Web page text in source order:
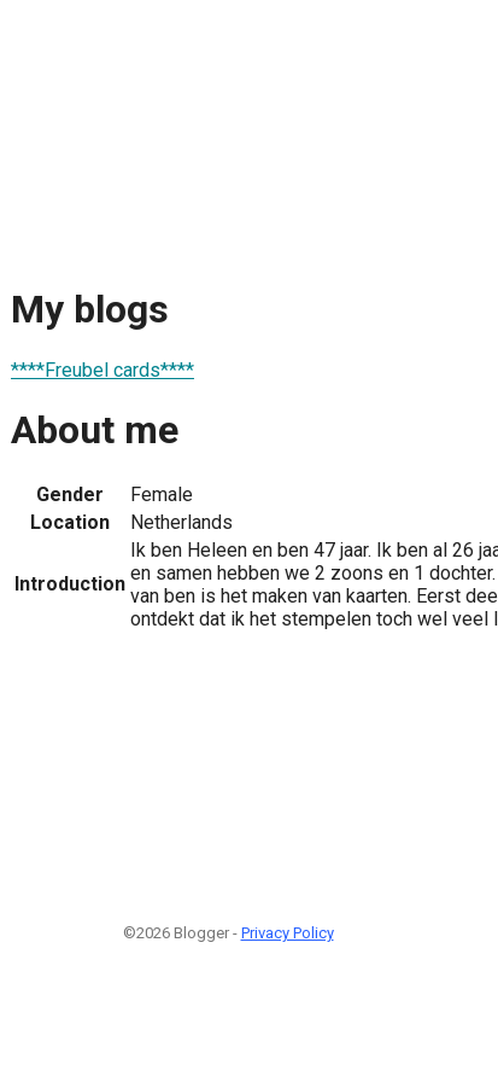
My blogs
****Freubel cards****
About me
Gender
Female
Location
Netherlands
Introduction
Ik ben Heleen en ben 47 jaar. Ik ben al 26
en samen hebben we 2 zoons en 1
van ben is het maken van kaarten. Eerst
ontdekt dat ik het stempelen toch wel veel
©2026 Blogger - Privacy Policy